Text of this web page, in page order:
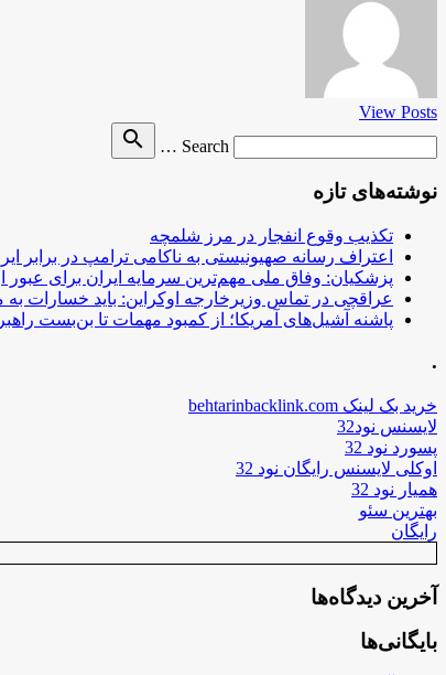
View Posts
Search …
search
نوشته‌های تازه
تکذیب وقوع انفجار در مرز شلمچه
اعتراف رسانه صهیونیستی به ناکامی ترامپ در برابر
پزشکیان: وفاق ملی مهم‌ترین سرمایه ایران برای
عراقچی در تماس وزیرخارجه اوکراین: باید خسارات به
پاشنه آشیل‌های آمریکا؛ از کمبود مهمات تا بن‌بست
.
خرید بک لینک behtarinbacklink.com
لایسنس نود32
پسورد نود 32
اوکلی لایسنس رایگان نود 32
همیار نود 32
بهترین سئو
رایگان
آخرین دیدگاه‌ها
بایگانی‌ها